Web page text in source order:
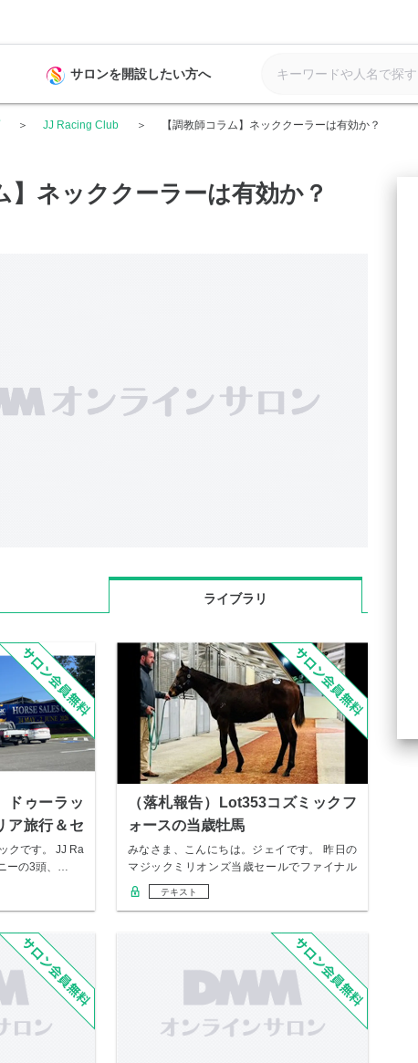
サロンを開設したい方へ
JJ Racing Club 【調教師コラム】ネッククーラーは有効か？
】ネッククーラーは有効か？
ライブラリ
ドゥーラッ
ア旅行＆セ
クです。 JJ Ra
ーの3頭、…
（落札報告）Lot353コズミックフ
ォースの当歳牡馬
みなさま、こんにちは。ジェイです。 昨日の
マジックミリオンズ当歳セールでファイナル
リストに…
テキスト